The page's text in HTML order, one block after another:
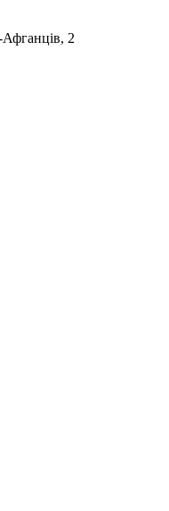
Афганців, 2